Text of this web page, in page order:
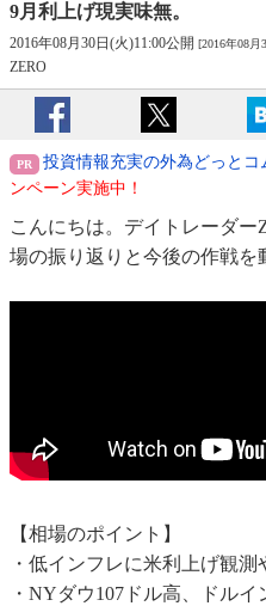
9月利上げ現実味無。
2016年08月30日(火)11:00公開 [2016年08月
ZERO
投資情報充実の外為どっとコ
ンペーン実施中！
こんにちは。デイトレーダー
場の振り返りと今後の作戦を
【相場のポイント】
・低インフレに米利上げ観測
・NYダウ107ドル高、ドルイ